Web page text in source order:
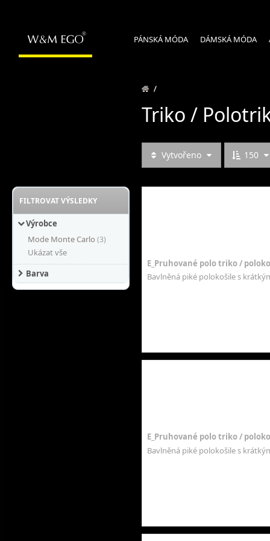
PÁNSKÁ MÓDA DÁMSKÁ MÓDA
FILTROVAT VÝSLEDKY
Výrobce
Mode Monte Carlo (3)
Ukázat vše
Barva
/
Triko /
Vytvořeno 150
E_Pruhované polo triko /
Bavlněná piké polokošile s
E_Pruhované polo triko /
Bavlněná piké polokošile s